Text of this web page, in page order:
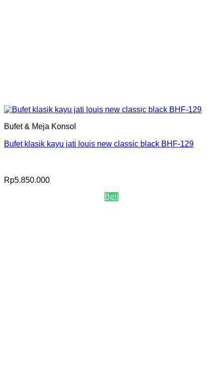
Bufet & Meja Konsol
Bufet klasik kayu jati louis new classic black BHF-129
Rp5.850.000
Beli